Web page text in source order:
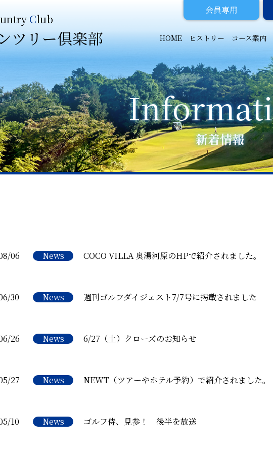
Club
ツリー倶楽部
会員専用
HOME ヒストリー コース案内
新着情報
06 News COCO VILLA 奥湯河原のHPで紹介されました。
30 News 週刊ゴルフダイジェスト7/7号に掲載されました
26 News 6/27（土）クローズのお知らせ
27 News NEWT（ツアーやホテル予約）で紹介されました。
10 News ゴルフ侍、見参！ 後半を放送